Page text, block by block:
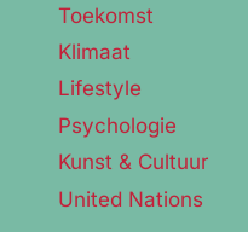
Toekomst
Klimaat
Lifestyle
Psychologie
Kunst & Cultuur
United Nations